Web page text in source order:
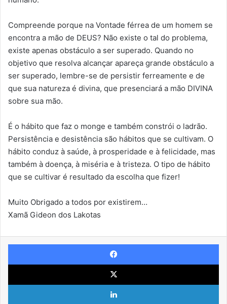
Compreende porque na Vontade férrea de um homem se
encontra a mão de DEUS? Não existe o tal do problema,
existe apenas obstáculo a ser superado. Quando no
objetivo que resolva alcançar apareça grande obstáculo a
ser superado, lembre-se de persistir ferreamente e de
que sua natureza é divina, que presenciará a mão DIVINA
sobre sua mão.
É o hábito que faz o monge e também constrói o ladrão.
Persistência e desistência são hábitos que se cultivam. O
hábito conduz à saúde, à prosperidade e à felicidade, mas
também à doença, à miséria e à tristeza. O tipo de hábito
que se cultivar é resultado da escolha que fizer!
Muito Obrigado a todos por existirem…
Xamã Gideon dos Lakotas